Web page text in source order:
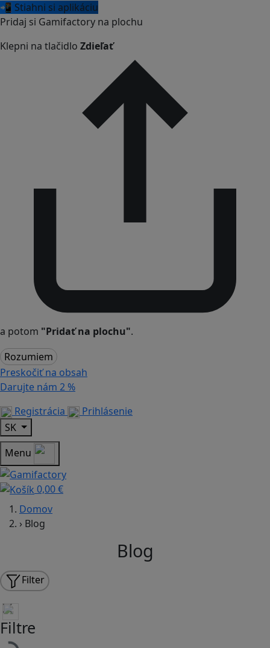
📲 Stiahni si aplikáciu
Pridaj si Gamifactory na plochu
Klepni na tlačidlo Zdieľať
a potom "Pridať na plochu".
Rozumiem
Preskočiť na obsah
Darujte nám 2 %
Registrácia
Prihlásenie
SK
Menu
0,00 €
Domov
› Blog
Blog
Filter
Filtre